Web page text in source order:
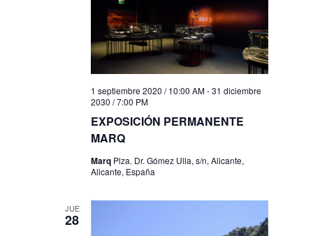
EXPOSICIÓN PERMANENTE
MARQ
1 septiembre 2020 / 10:00 AM-31 diciembre
2030 / 7:00 PM
Marq Plza. Dr. Gómez Ulla, s/n, Alicante,
Alicante, España
JUE
28